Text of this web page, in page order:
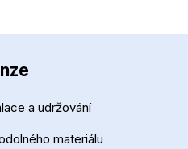
a udržování
materiálu